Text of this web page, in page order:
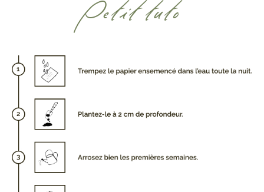
Petit tuto